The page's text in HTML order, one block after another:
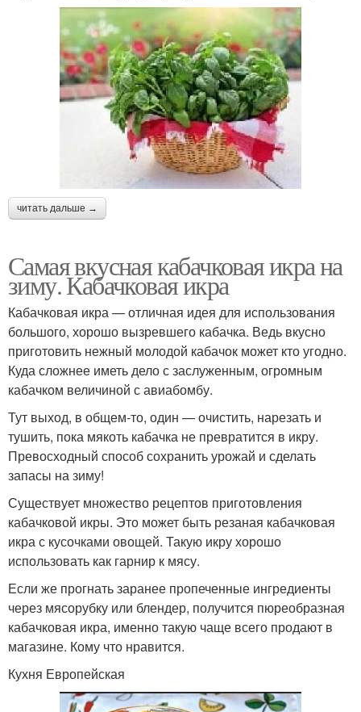
читать дальше →
Самая вкусная кабачковая икра на
зиму. Кабачковая икра
Кабачковая икра — отличная идея для использования
большого, хорошо вызревшего кабачка. Ведь вкусно
приготовить нежный молодой кабачок может кто угодно.
Куда сложнее иметь дело с заслуженным, огромным
кабачком величиной с авиабомбу.
Тут выход, в общем-то, один — очистить, нарезать и
тушить, пока мякоть кабачка не превратится в икру.
Превосходный способ сохранить урожай и сделать
запасы на зиму!
Существует множество рецептов приготовления
кабачковой икры. Это может быть резаная кабачковая
икра с кусочками овощей. Такую икру хорошо
использовать как гарнир к мясу.
Если же прогнать заранее пропеченные ингредиенты
через мясорубку или блендер, получится пюреобразная
кабачковая икра, именно такую чаще всего продают в
магазине. Кому что нравится.
Кухня Европейская